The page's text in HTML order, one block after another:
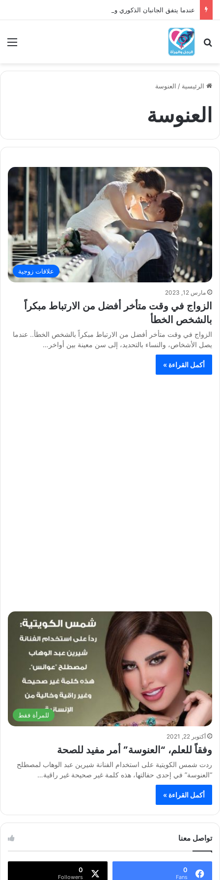
عندما يتفق الجانبان الذكوري والأنثوي داخلنا، ما الذي يحدث؟
بحث عن
الرئيسية / العنوسة
العنوسة
علاقات زوجية
مارس 12, 2023
الزواج في وقت متأخر أفضل من الارتباط مبكراً
بالشخص الخطأ
الزواج في وقت متأخر أفضل من الارتباط مبكراً بالشخص الخطأ.. عندما
يصل الأشخاص، والنساء بالتحديد، إلى سن معينة بين أواخر…
أكمل القراءة »
للمرأة فقط
أكتوبر 22, 2021
وفقاً للعلم، “العنوسة” أمر مفيد للصحة
ردت شمس الكويتية على استخدام الفنانة شيرين عبد الوهاب لمصطلح
“العنوسة” في إحدى حفالتها، هذه كلمة غير صحيحة غير راقية…
أكمل القراءة »
تواصل معنا
0
Fans
0
Followers